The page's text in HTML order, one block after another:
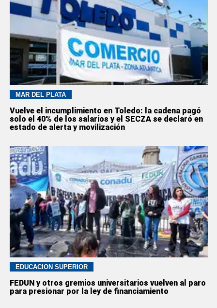
MAR DEL PLATA
Vuelve el incumplimiento en Toledo: la cadena pagó
solo el 40% de los salarios y el SECZA se declaró en
estado de alerta y movilización
EDUCACION SUPERIOR
FEDUN y otros gremios universitarios vuelven al paro
para presionar por la ley de financiamiento